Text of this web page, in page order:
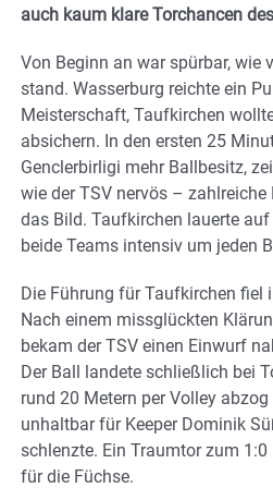
auch kaum klare Torchancen
Von Beginn an war spürbar, wie
stand. Wasserburg reichte ein
Meisterschaft, Taufkirchen
absichern. In den ersten 25
Genclerbirligi mehr Ballbesitz,
wie der TSV nervös – zahlreiche
das Bild. Taufkirchen lauerte auf
beide Teams intensiv um jeden
Die Führung für Taufkirchen fiel
Nach einem missglückten
bekam der TSV einen Einwurf
Der Ball landete schließlich bei
rund 20 Metern per Volley
unhaltbar für Keeper Dominik
schlenzte. Ein Traumtor zum
für die Füchse.